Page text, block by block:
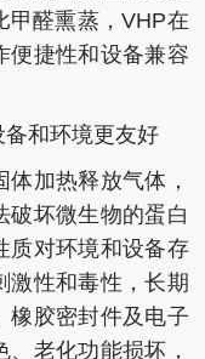
甲醛熏蒸，VHP在
便捷性和设备兼容
和环境更友好
加热释放气体，
破坏微生物的蛋白
质对环境和设备存
激性和毒性，长期
橡胶密封件及电子
老化功能损坏，